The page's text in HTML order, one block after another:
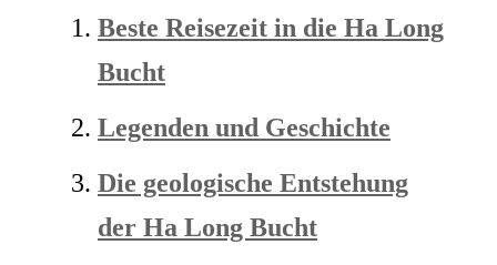
Beste Reisezeit in die Ha Long
Bucht
Legenden und Geschichte
Die geologische Entstehung
der Ha Long Bucht